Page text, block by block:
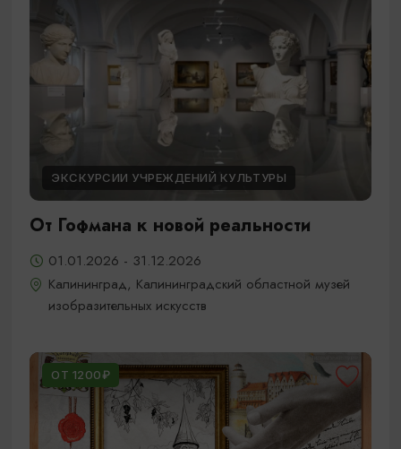
ЭКСКУРСИИ УЧРЕЖДЕНИЙ КУЛЬТУРЫ
От Гофмана к новой реальности
01.01.2026 - 31.12.2026
Калининград, Калининградский областной музей
изобразительных искусств
ОТ 1200₽